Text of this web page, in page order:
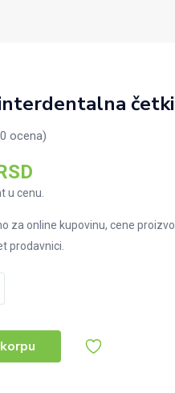
0 ocena)
u cenu.
za online kupovinu, cene
prodavnici.